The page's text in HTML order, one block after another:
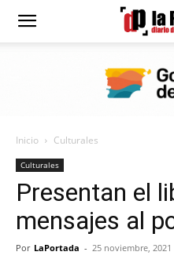
Diario
Portada
Inicio Culturales
Culturales
Presentan el
mensajes al
Por LaPortada - 25 noviembre, 2021